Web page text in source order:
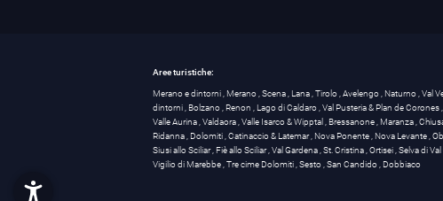
Aree turistiche:
Merano e dintorni, Merano,Scena, Lana,Tirolo,Avelengo, Naturno,Val
dintorni, Bolzano,Renon , Lago di Caldaro,Val Pusteria & Plan de Corones,
Valle Aurina,Valdaora,Valle Isarco & Wipptal, Bressanone, Maranza,
Ridanna, Dolomiti,Catinaccio & Latemar, Nova Ponente, Nova Levante,
Siusi allo Sciliar, Fiè allo Sciliar,Val Gardena,St. Cristina,Ortisei,Selva di
Vigilio di Marebbe,Tre cime Dolomiti,Sesto,San Candido, Dobbiaco